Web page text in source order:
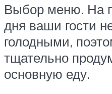
Выбор меню. На
дня ваши гости
голодными,
тщательно
основную еду.